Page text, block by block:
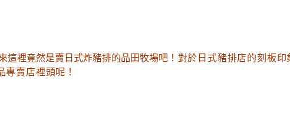
這裡竟然是賣日式炸豬排的品田牧場吧！對於日式豬排店的刻板印
專賣店裡頭呢 ！